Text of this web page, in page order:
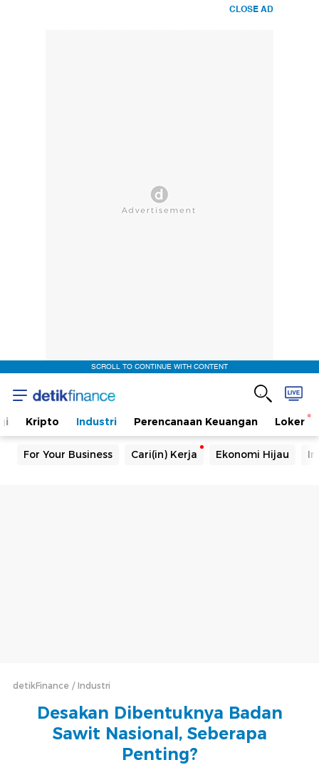
CLOSE AD
SCROLL TO CONTINUE WITH CONTENT
Kripto Industri Perencanaan Keuangan Loker
For Your Business Cari(in) Kerja Ekonomi Hijau
detikFinance Industri
Desakan Dibentuknya Badan
Sawit Nasional, Seberapa
Penting?